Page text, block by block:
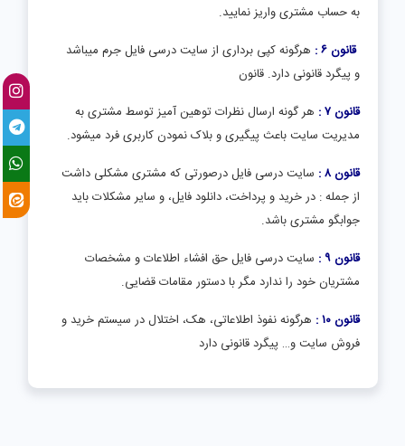
به حساب مشتری واریز نمایید.
قانون ۶ :
هرگونه کپی برداری از سایت درسی فایل جرم میباشد
و پیگرد قانونی دارد. قانون
قانون ۷ :
هر گونه ارسال نظرات توهین آمیز توسط مشتری به
مدیریت سایت باعث پیگیری و بلاک نمودن کاربری فرد میشود.
قانون ۸ :
سایت درسی فایل درصورتی که مشتری مشکلی داشت
از جمله : در خرید و پرداخت، دانلود فایل، و سایر مشکلات باید
جوابگو مشتری باشد.
قانون ۹ :
سایت درسی فایل حق افشاء اطلاعات و مشخصات
مشتریان خود را ندارد مگر با دستور مقامات قضایی.
قانون ۱۰ :
هرگونه نفوذ اطلاعاتی، هک، اختلال در سیستم خرید و
فروش سایت و… پیگرد قانونی دارد